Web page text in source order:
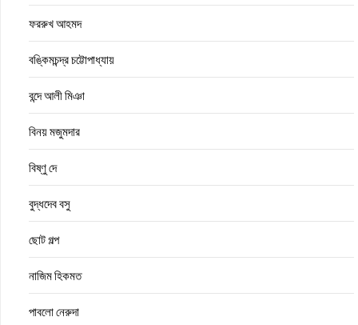
ফররুখ আহমদ
বঙ্কিমচন্দ্র চট্টোপাধ্যায়
বন্দে আলী মিঞা
বিনয় মজুমদার
বিষ্ণু দে
বুদ্ধদেব বসু
ছোট গল্প
নাজিম হিকমত
পাবলো নেরুদা